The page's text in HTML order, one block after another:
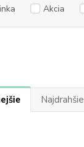
Akcia
Najdrahšie